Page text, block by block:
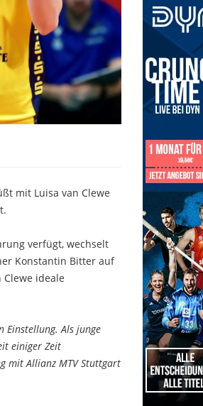
mit Luisa van Clewe
verfügt, wechselt
Konstantin Bitter auf
ideale
Einstellung. Als junge
einiger Zeit
mit Allianz MTV Stuttgart